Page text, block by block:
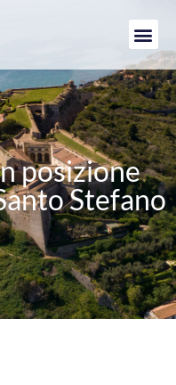
posizione
Stefano